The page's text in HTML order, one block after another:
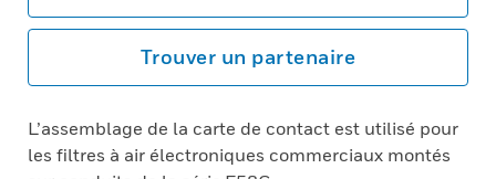
Trouver un partenaire
L’assemblage de la carte de contact est utilisé pour
les filtres à air électroniques commerciaux montés